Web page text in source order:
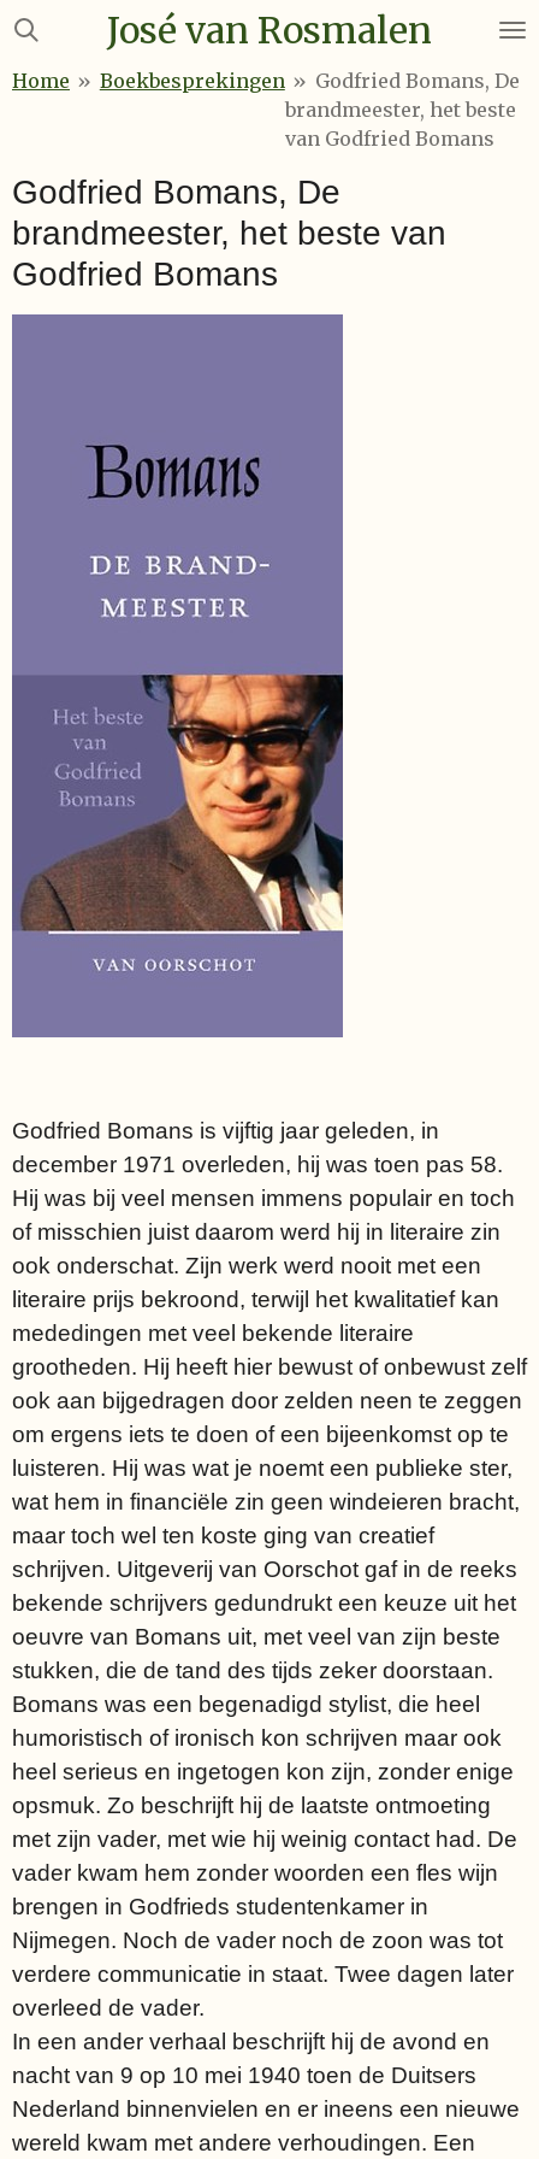
Ga
naar
José van Rosmalen
Home » Boekbesprekingen » Godfried Bomans, De
brandmeester, het beste
van Godfried Bomans
Godfried Bomans, De
brandmeester, het beste van
Godfried Bomans
Godfried Bomans is vijftig jaar geleden, in
december 1971 overleden, hij was toen pas 58.
Hij was bij veel mensen immens populair en toch
of misschien juist daarom werd hij in literaire zin
ook onderschat. Zijn werk werd nooit met een
literaire prijs bekroond, terwijl het kwalitatief kan
mededingen met veel bekende literaire
grootheden. Hij heeft hier bewust of onbewust zelf
ook aan bijgedragen door zelden neen te zeggen
om ergens iets te doen of een bijeenkomst op te
luisteren. Hij was wat je noemt een publieke ster,
wat hem in financiële zin geen windeieren bracht,
maar toch wel ten koste ging van creatief
schrijven. Uitgeverij van Oorschot gaf in de reeks
bekende schrijvers gedundrukt een keuze uit het
oeuvre van Bomans uit, met veel van zijn beste
stukken, die de tand des tijds zeker doorstaan.
Bomans was een begenadigd stylist, die heel
humoristisch of ironisch kon schrijven maar ook
heel serieus en ingetogen kon zijn, zonder enige
opsmuk. Zo beschrijft hij de laatste ontmoeting
met zijn vader, met wie hij weinig contact had. De
vader kwam hem zonder woorden een fles wijn
brengen in Godfrieds studentenkamer in
Nijmegen. Noch de vader noch de zoon was tot
verdere communicatie in staat. Twee dagen later
overleed de vader.
In een ander verhaal beschrijft hij de avond en
nacht van 9 op 10 mei 1940 toen de Duitsers
Nederland binnenvielen en er ineens een nieuwe
wereld kwam met andere verhoudingen. Een